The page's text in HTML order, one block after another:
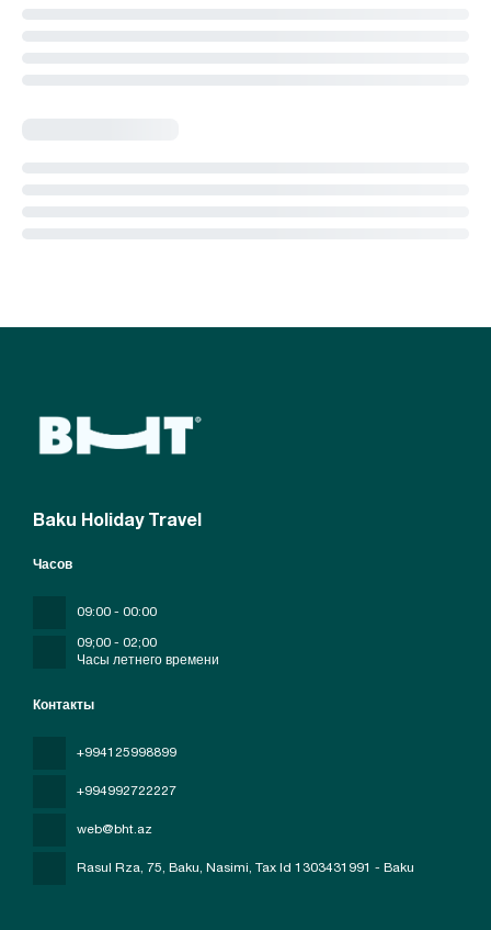
Baku Holiday Travel
Контакты
+994125998899
+994992722227
web@bht.az
Rasul Rza, 75, Baku, Nasimi, Tax Id 1303431991 - Baku
Часов
09:00 - 00:00
09;00 - 02;00
Часы летнего времени